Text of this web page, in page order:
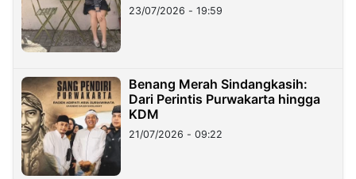
23/07/2026 - 19:59
Benang Merah Sindangkasih:
Dari Perintis Purwakarta hingga
KDM
21/07/2026 - 09:22